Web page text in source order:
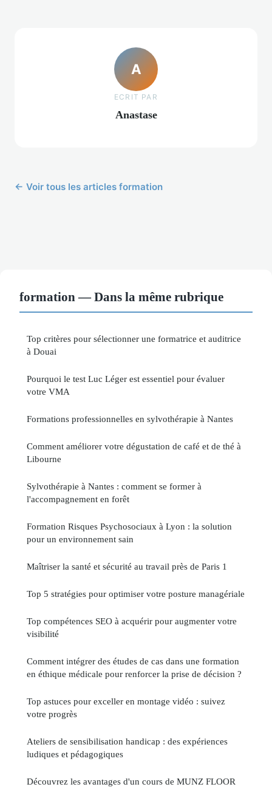
A
ECRIT PAR
Anastase
← Voir tous les articles formation
formation — Dans la même rubrique
Top critères pour sélectionner une formatrice et auditrice
à Douai
Pourquoi le test Luc Léger est essentiel pour évaluer
votre VMA
Formations professionnelles en sylvothérapie à Nantes
Comment améliorer votre dégustation de café et de thé à
Libourne
Sylvothérapie à Nantes : comment se former à
l'accompagnement en forêt
Formation Risques Psychosociaux à Lyon : la solution
pour un environnement sain
Maîtriser la santé et sécurité au travail près de Paris 1
Top 5 stratégies pour optimiser votre posture managériale
Top compétences SEO à acquérir pour augmenter votre
visibilité
Comment intégrer des études de cas dans une formation
en éthique médicale pour renforcer la prise de décision ?
Top astuces pour exceller en montage vidéo : suivez
votre progrès
Ateliers de sensibilisation handicap : des expériences
ludiques et pédagogiques
Découvrez les avantages d'un cours de MUNZ FLOOR